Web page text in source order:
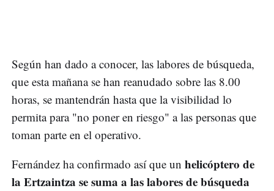
Según han dado a conocer, las labores de búsqueda,
que esta mañana se han reanudado sobre las 8.00
horas, se mantendrán hasta que la visibilidad lo
permita para "no poner en riesgo" a las personas que
toman parte en el operativo.
Fernández ha confirmado así que un helicóptero de
la Ertzaintza se suma a las labores de búsqueda